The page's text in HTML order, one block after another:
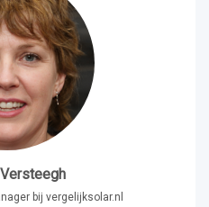
bij vergelijksolar.nl